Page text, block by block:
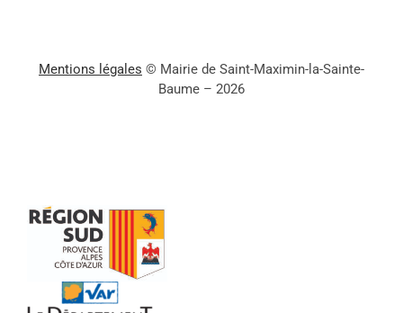
Mentions légales © Mairie de Saint-Maximin-la-Sainte-
Baume – 2026